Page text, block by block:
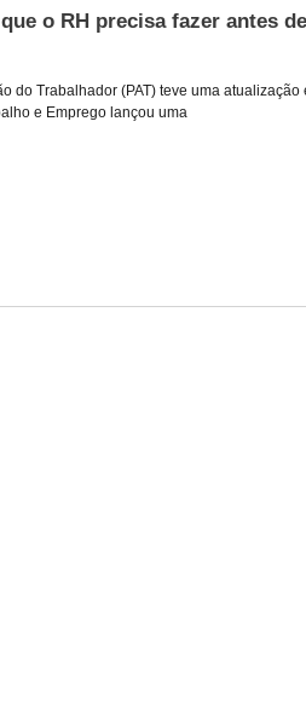
o RH precisa fazer antes de
do Trabalhador (PAT) teve uma atualização
e Emprego lançou uma